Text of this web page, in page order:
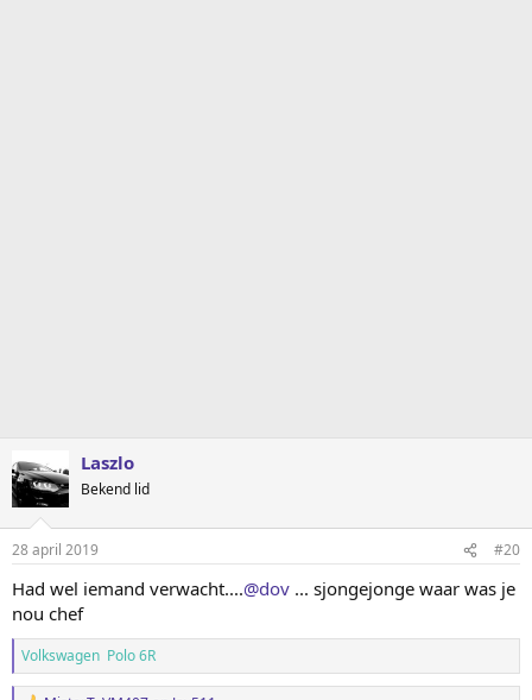
Laszlo
Bekend lid
28 april 2019 #20
Had wel iemand verwacht....@dov ... sjongejonge waar was je
nou chef
Volkswagen Polo 6R